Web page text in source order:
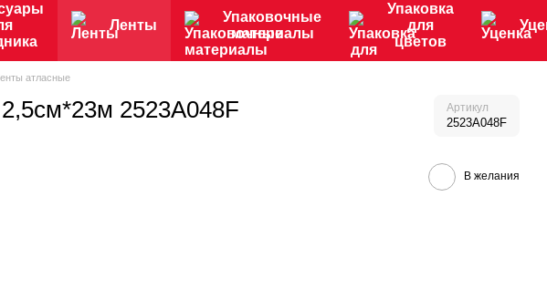
Ленты
Упаковочные
материалы
Упаковка
для
цветов
атласные
2523A048F Артикул
2523A048F
В желания